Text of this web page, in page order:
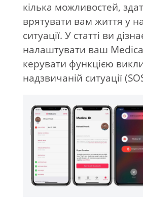
кілька можливостей,
врятувати вам життя у
ситуації. У статті ви
налаштувати ваш
керувати функцією
надзвичаній ситуації